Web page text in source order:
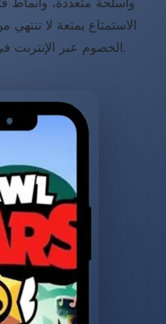
الاستمتاع بمتعة لا
الخصوم عبر الإنترنت في خرائط وأنماط لعب متنوعة.